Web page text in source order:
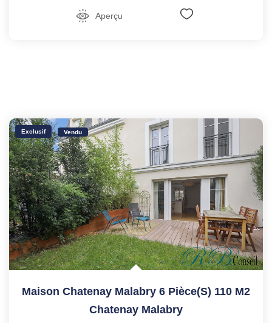
Aperçu
Exclusif Vendu
Maison Chatenay Malabry 6 Pièce(s) 110 M2
Chatenay Malabry